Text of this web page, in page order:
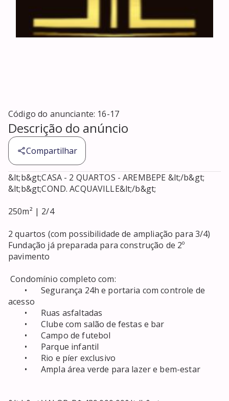
Código do anunciante: 16-17
Descrição do anúncio
Compartilhar
&lt;b&gt;CASA - 2 QUARTOS - AREMBEPE &lt;/b&gt;
&lt;b&gt;COND. ACQUAVILLE&lt;/b&gt;
250m² | 2/4
2 quartos (com possibilidade de ampliação para 3/4)
Fundação já preparada para construção de 2º
pavimento
Condomínio completo com:
acesso